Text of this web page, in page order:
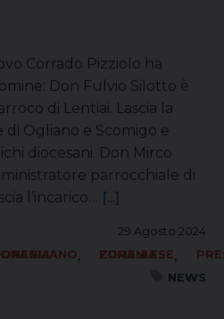
Corrado Pizziolo ha
Don Fulvio Silotto è
di Lentiai. Lascia la
Ogliano e Scomigo e
diocesani. Don Mirco
parrocchiale di
l’incarico… [...]
29 Agosto 2024
CONEGLIANO, FORANIA ZUMELLESE,
NEWS